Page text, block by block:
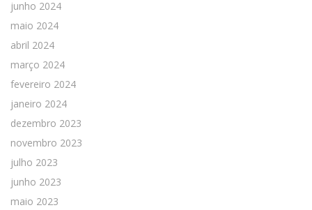
junho 2024
maio 2024
abril 2024
março 2024
fevereiro 2024
janeiro 2024
dezembro 2023
novembro 2023
julho 2023
junho 2023
maio 2023